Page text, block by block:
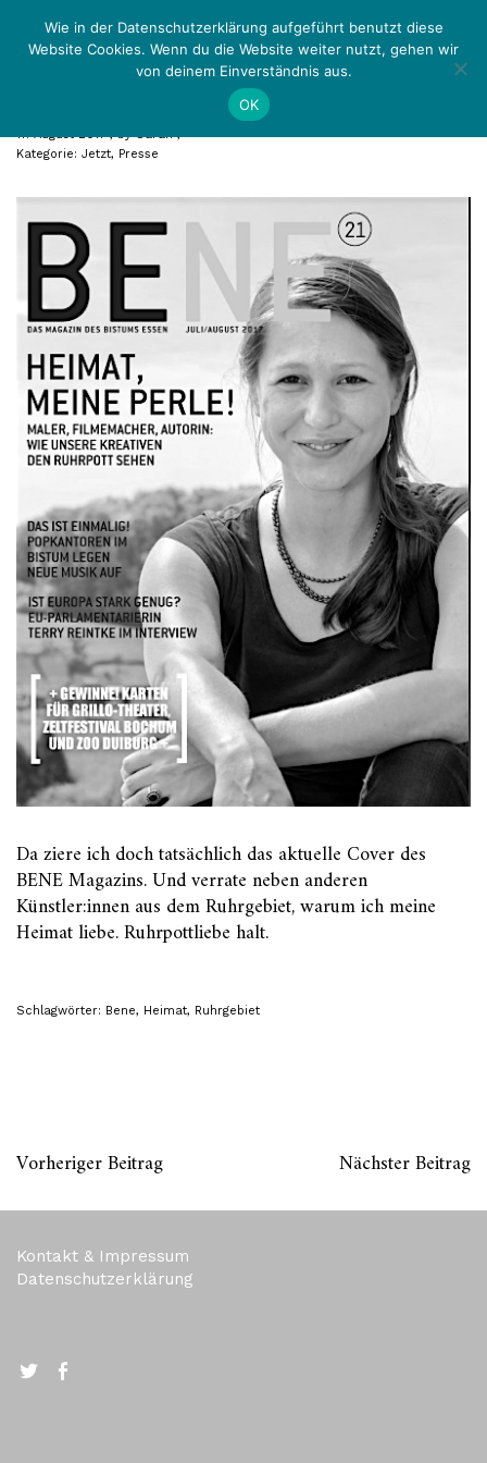
Zurück Menü
17. August 2017 bySarah
Kategorie: Jetzt, Presse
Da ziere ich doch tatsächlich das aktuelle Cover des
BENE Magazins. Und verrate neben anderen
Künstler:innen aus dem Ruhrgebiet, warum ich meine
Heimat liebe. Ruhrpottliebe halt.
Schlagwörter: Bene, Heimat, Ruhrgebiet
Vorheriger Beitrag Nächster Beitrag
Kontakt & Impressum
Datenschutzerklärung
Wie in der Datenschutzerklärung aufgeführt benutzt diese
Website Cookies. Wenn du die Website weiter nutzt, gehen wir
von deinem Einverständnis aus.
OK